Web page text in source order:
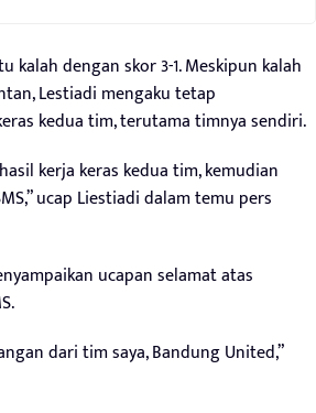
kalah dengan skor 3-1. Meskipun kalah
Lestiadi mengaku tetap
kedua tim, terutama timnya sendiri.
kerja keras kedua tim, kemudian
ucap Liestiadi dalam temu pers
ucapan selamat atas
dari tim saya, Bandung United,”